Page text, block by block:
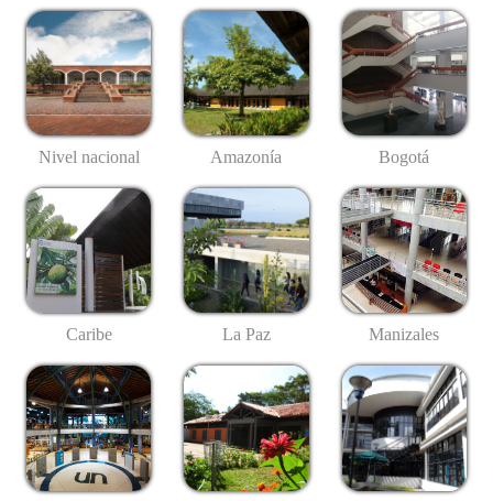
Nivel nacional Amazonía Bogotá
Caribe La Paz Manizales